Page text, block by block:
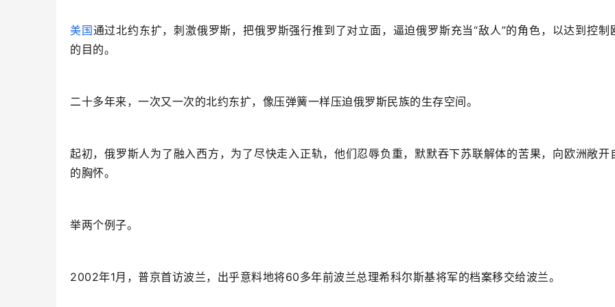
美国通过北约东扩，刺激俄罗斯，把俄罗斯强行推到了对立面，逼迫俄罗斯充当“敌人”的角色，以达到控制
的目的。
二十多年来，一次又一次的北约东扩，像压弹簧一样压迫俄罗斯民族的生存空间。
起初，俄罗斯人为了融入西方，为了尽快走入正轨，他们忍辱负重，默默吞下苏联解体的苦果，向欧洲敞开
的胸怀。
举两个例子。
2002年1月，普京首访波兰，出乎意料地将60多年前波兰总理希科尔斯基将军的档案移交给波兰。